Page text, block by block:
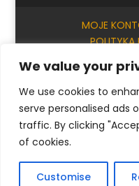
We value your
We use cookies to
serve personalised ads
traffic. By clicking
of cookies.
Customise
MOJE
POLITYKA
INFORMACJE
© ArtKrak